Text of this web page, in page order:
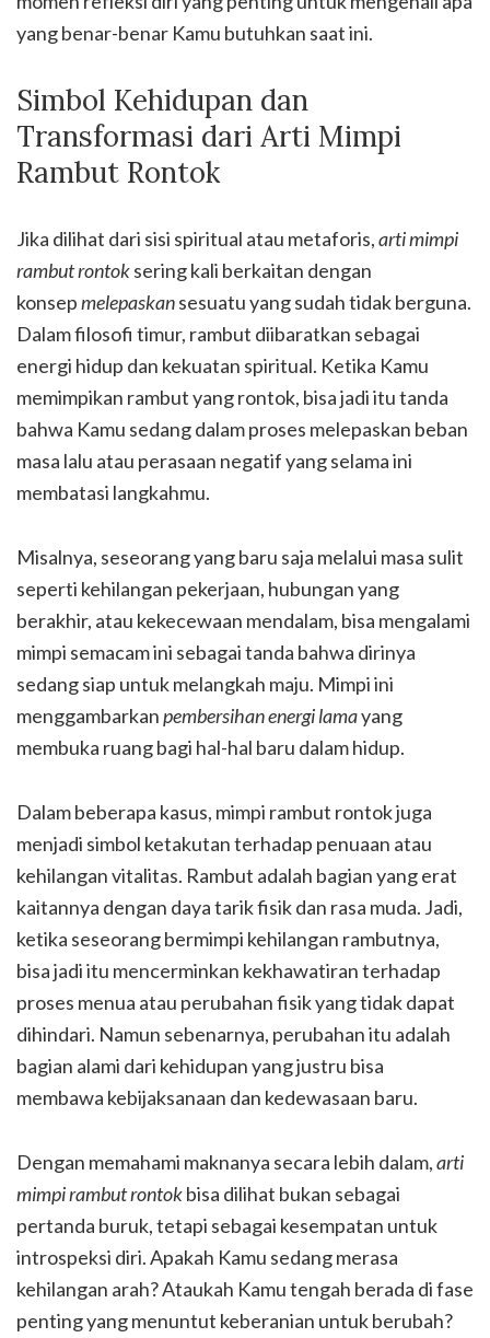
yang benar-benar Kamu butuhkan saat ini.
Simbol Kehidupan dan
Transformasi dari Arti Mimpi
Rambut Rontok
Jika dilihat dari sisi spiritual atau metaforis,arti mimpi
rambut rontoksering kali berkaitan dengan
konsepmelepaskansesuatu yang sudah tidak berguna.
Dalam filosofi timur, rambut diibaratkan sebagai
energi hidup dan kekuatan spiritual. Ketika Kamu
memimpikan rambut yang rontok, bisa jadi itu tanda
bahwa Kamu sedang dalam proses melepaskan beban
masa lalu atau perasaan negatif yang selama ini
membatasi langkahmu.
Misalnya, seseorang yang baru saja melalui masa sulit
seperti kehilangan pekerjaan, hubungan yang
berakhir, atau kekecewaan mendalam, bisa mengalami
mimpi semacam ini sebagai tanda bahwa dirinya
sedang siap untuk melangkah maju. Mimpi ini
menggambarkanpembersihan energi lamayang
membuka ruang bagi hal-hal baru dalam hidup.
Dalam beberapa kasus, mimpi rambut rontok juga
menjadi simbol ketakutan terhadap penuaan atau
kehilangan vitalitas. Rambut adalah bagian yang erat
kaitannya dengan daya tarik fisik dan rasa muda. Jadi,
ketika seseorang bermimpi kehilangan rambutnya,
bisa jadi itu mencerminkan kekhawatiran terhadap
proses menua atau perubahan fisik yang tidak dapat
dihindari. Namun sebenarnya, perubahan itu adalah
bagian alami dari kehidupan yang justru bisa
membawa kebijaksanaan dan kedewasaan baru.
Dengan memahami maknanya secara lebih dalam,arti
mimpi rambut rontokbisa dilihat bukan sebagai
pertanda buruk, tetapi sebagai kesempatan untuk
introspeksi diri. Apakah Kamu sedang merasa
kehilangan arah? Ataukah Kamu tengah berada di fase
penting yang menuntut keberanian untuk berubah?